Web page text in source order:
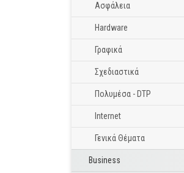
Ασφάλεια
Hardware
Γραφικά
Σχεδιαστικά
Πολυμέσα - DTP
Internet
Γενικά Θέματα
Business